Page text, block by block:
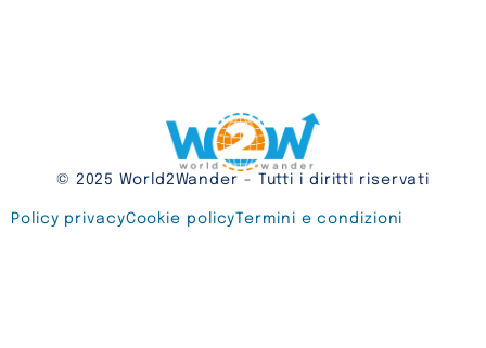
© 2025 World2Wander - Tutti i diritti riservati
Policy privacyCookie policy Termini e condizioni